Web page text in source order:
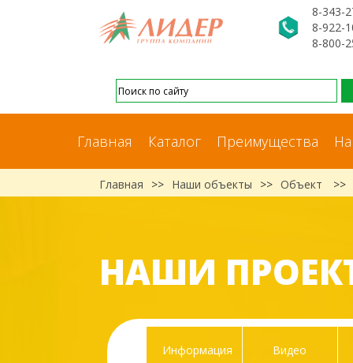
8-343-
8-922-
8-800-
Главная Каталог Преимущества
Главная >> Наши объекты >> Объект >>
НАШИ
Информация Видео